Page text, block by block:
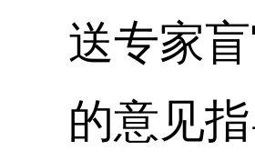
送专家
的意见